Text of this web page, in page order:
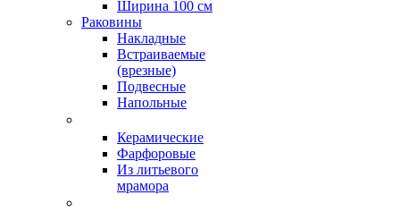
Ширина 100 см
Раковины
Накладные
Встраиваемые
(врезные)
Подвесные
Напольные
Керамические
Фарфоровые
Из литьевого
мрамора